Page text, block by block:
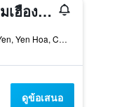
โรงแรมเฮืองเดือง
66 Trung Yen, Yen Hoa, Cau Giay, ฮานอย, เวียดนาม
ดูข้อเสนอ